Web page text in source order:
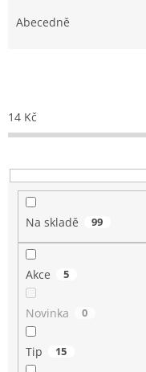
e
o
d
k
t
Abecedně
14 Kč
Na skladě 99
Akce 5
Novinka 0
Tip 15